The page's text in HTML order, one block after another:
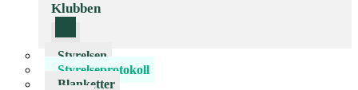
Klubben
Styrelsen
Styrelseprotokoll
Blanketter